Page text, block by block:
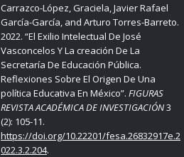
Carrazco-López, Graciela, Javier Rafael
García-García, and Arturo Torres-Barreto.
2022. “El Exilio Intelectual De José
Vasconcelos Y La creación De La
Secretaría De Educación Pública.
Reflexiones Sobre El Origen De Una
política Educativa En México”.FIGURAS
REVISTA ACADÉMICA DE INVESTIGACIÓN3
(2): 105-11.
https://doi.org/10.22201/fesa.26832917e.2
022.3.2.204.